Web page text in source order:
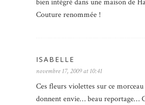
bien intégré dans une maison de
Couture renommée !
ISABELLE
novembre 17, 2009 at 10:41
Ces fleurs violettes sur ce
donnent envie… beau reportage…